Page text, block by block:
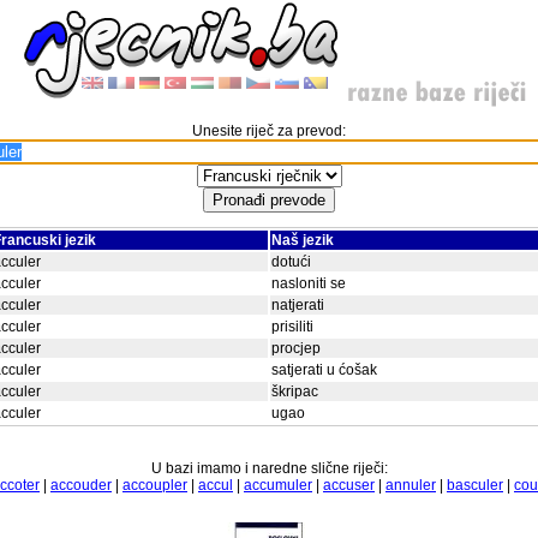
Unesite riječ za prevod:
jezik
Naš jezik
dotući
nasloniti se
natjerati
prisiliti
procjep
satjerati u ćošak
škripac
ugao
U bazi imamo i naredne slične riječi:
accouder accoupler accul accumuler accuser annuler basculer